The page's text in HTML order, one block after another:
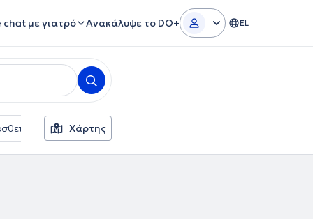
chat με γιατρό Ανακάλυψε το DO+ EL
φίλτρα Γλώσσες
Χάρτης